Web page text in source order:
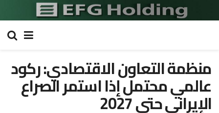
منظمة التعاون الاقتصادي: ركود
عالمي محتمل إذا استمر الصراع
الإيراني حتى 2027